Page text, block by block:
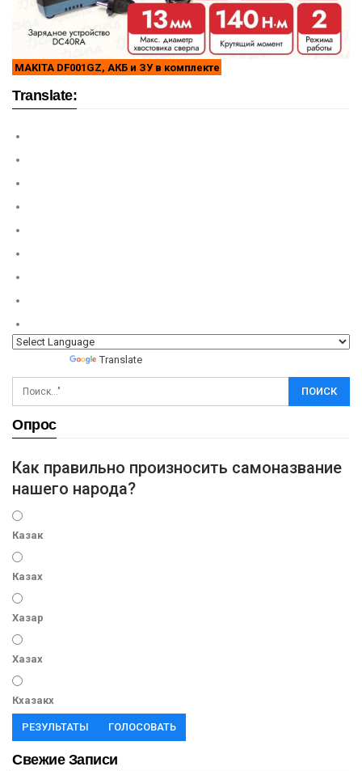
MAKITA DF001GZ, АКБ и ЗУ в комплекте
Translate:
Translate
Опрос
Как правильно произносить самоназвание
нашего народа?
Казак
Казах
Хазар
Хазах
Кхазакх
РЕЗУЛЬТАТЫ ГОЛОСОВАТЬ
Свежие Записи